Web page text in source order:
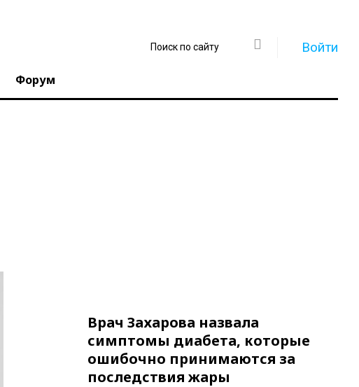
Войти
Форум
Врач Захарова назвала
симптомы диабета, которые
ошибочно принимаются за
последствия жары